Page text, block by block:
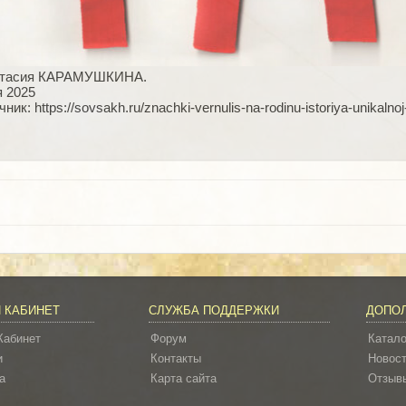
КАРАМУШКИНА.
2025
https://sovsakh.ru/znachki-vernulis-na-rodinu-istoriya-
СЛУЖБА ПОДДЕРЖКИ
Форум
Контакты
Карта сайта